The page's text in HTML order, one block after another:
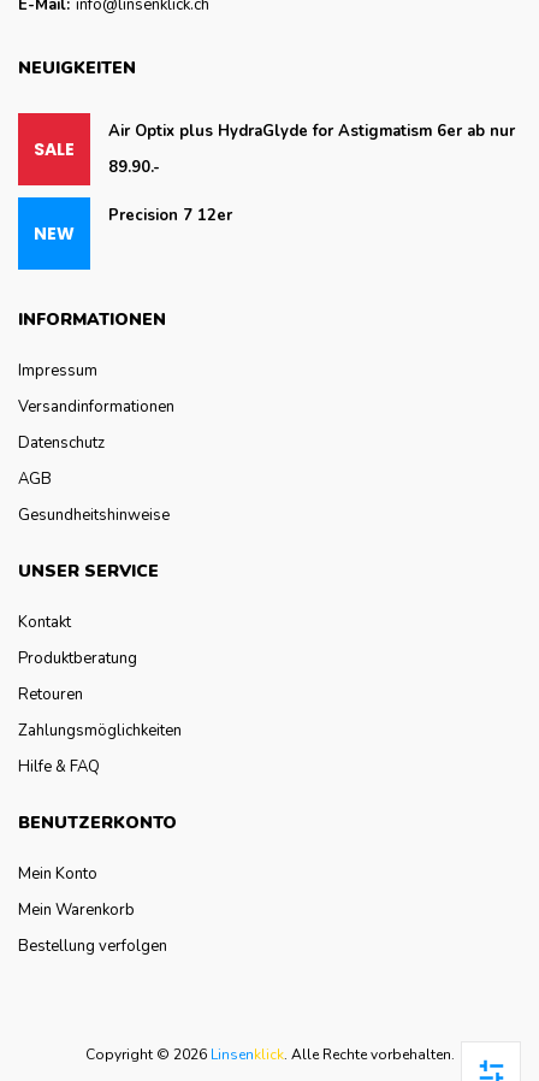
E-Mail: info@linsenklick.ch
NEUIGKEITEN
Air Optix plus HydraGlyde for Astigmatism 6er ab nur
89.90.-
Precision 7 12er
INFORMATIONEN
Impressum
Versandinformationen
Datenschutz
AGB
Gesundheitshinweise
UNSER SERVICE
Kontakt
Produktberatung
Retouren
Zahlungsmöglichkeiten
Hilfe & FAQ
BENUTZERKONTO
Mein Konto
Mein Warenkorb
Bestellung verfolgen
Copyright © 2026 Linsenklick. Alle Rechte vorbehalten.